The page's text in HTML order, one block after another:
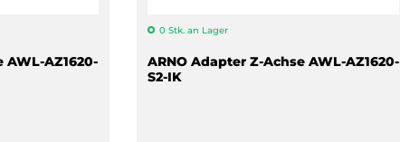
AWL-AZ1620-
0 Stk. an Lager
ARNO Adapter Z-Achse AWL-AZ1620-
S2-IK